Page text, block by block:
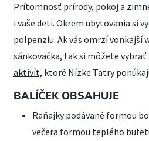
Prítomnosť prírody, pokoj a
i vaše deti. Okrem ubytovania si
polpenziu. Ak vás omrzí vonkajší
sánkovačka, tak si môžete vybrať
aktivít, ktoré Nízke Tatry
BALÍČEK OBSAHUJE
Raňajky podávané formou
večera formou teplého